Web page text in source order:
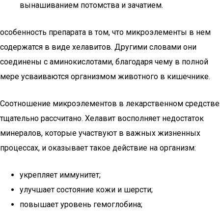
вынашиванием потомства и зачатием.
особенность препарата в том, что микроэлементы в нем
содержатся в виде хелавитов. Другими словами они
соединены с аминокислотами, благодаря чему в полной
мере усваиваются организмом животного в кишечнике.
Соотношение микроэлементов в лекарственном средстве
тщательно рассчитано. Хелавит восполняет недостаток
минералов, которые участвуют в важных жизненных
процессах, и оказывает такое действие на организм:
укрепляет иммунитет;
улучшает состояние кожи и шерсти;
повышает уровень гемоглобина;